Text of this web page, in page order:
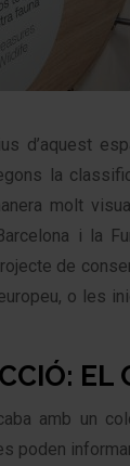
d’aquest
la
molt
i la
de
o les
amb un
poden